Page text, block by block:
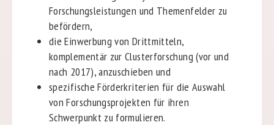
Forschungsleistungen und Themenfelder zu
befördern,
die Einwerbung von Drittmitteln,
komplementär zur Clusterforschung (vor und
nach 2017), anzuschieben und
spezifische Förderkriterien für die Auswahl
von Forschungsprojekten für ihren
Schwerpunkt zu formulieren.